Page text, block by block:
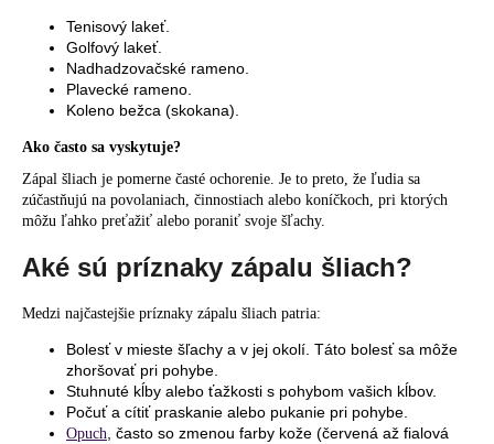
Tenisový lakeť.
Golfový lakeť.
Nadhadzovačské rameno.
Plavecké rameno.
Koleno bežca (skokana).
Ako často sa vyskytuje?
Zápal šliach je pomerne časté ochorenie. Je to preto, že ľudia sa
zúčastňujú na povolaniach, činnostiach alebo koníčkoch, pri ktorých
môžu ľahko preťažiť alebo poraniť svoje šľachy.
Aké sú príznaky zápalu šliach?
Medzi najčastejšie príznaky zápalu šliach patria:
Bolesť v mieste šľachy a v jej okolí. Táto bolesť sa môže
zhoršovať pri pohybe.
Stuhnuté kĺby alebo ťažkosti s pohybom vašich kĺbov.
Počuť a cítiť praskanie alebo pukanie pri pohybe.
Opuch, často so zmenou farby kože (červená až fialová